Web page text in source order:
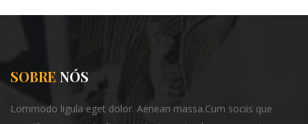
SOBRE NÓS
Lommodo ligula eget dolor. Aenean massa.Cum sociis que